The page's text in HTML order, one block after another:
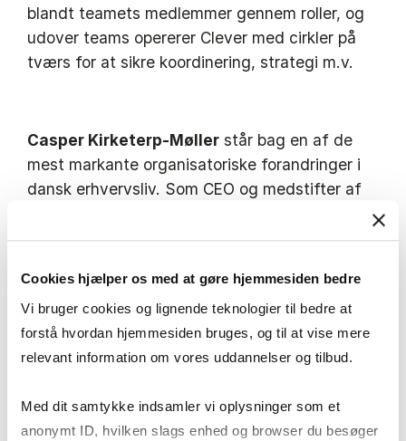
Cookies hjælper os med at gøre hjemmesiden bedre
Vi bruger cookies og lignende teknologier til bedre at
forstå hvordan hjemmesiden bruges, og til at vise mere
relevant information om vores uddannelser og tilbud.
Med dit samtykke indsamler vi oplysninger som et
anonymt ID, hvilken slags enhed og browser du besøger
blandt teamets medlemmer gennem roller, og
udover teams opererer Clever med cirkler på
tværs for at sikre koordinering, strategi m.v.
Casper Kirketerp-Møller står bag en af de
mest markante organisatoriske forandringer i
dansk erhvervsliv. Som CEO og medstifter af
Danmarks største medledende organisation.
medledelsespartner i Clever, vil Casper komme
ind på hvordan medledelse praktiseres i Clever
MGS Design & Development: